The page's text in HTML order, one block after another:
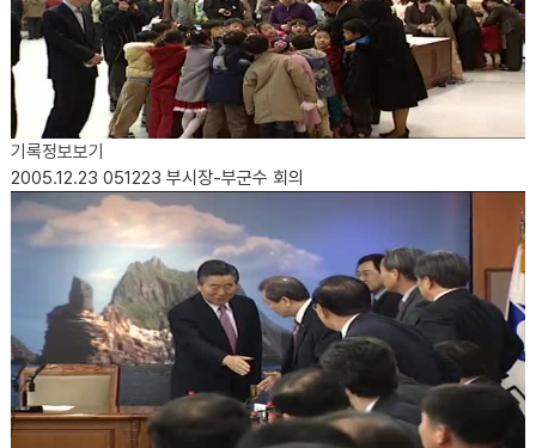
기록정보보기
2005.12.23 051223 부시장-부군수 회의